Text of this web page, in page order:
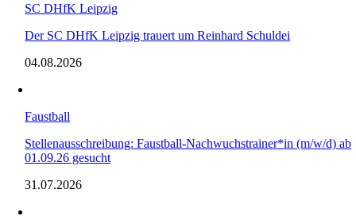
SC DHfK Leipzig
Der SC DHfK Leipzig trauert um Reinhard Schuldei
04.08.2026
Faustball
Stellenausschreibung: Faustball-Nachwuchstrainer*in (m/w/d) ab
01.09.26 gesucht
31.07.2026